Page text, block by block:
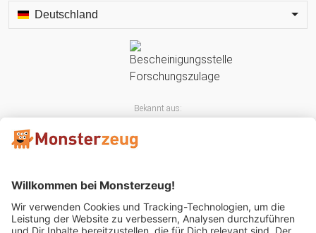
Deutschland
Bekannt aus: